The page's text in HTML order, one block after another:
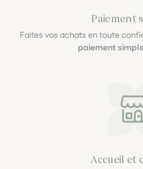
Paiement
Faites vos achats en toute
paiement
Accueil et